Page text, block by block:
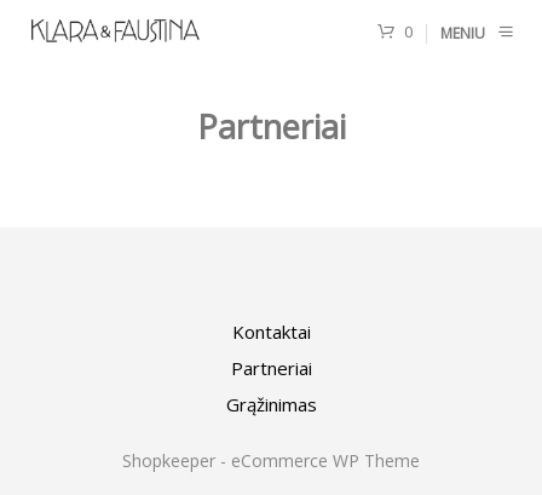
0 MENIU
Partneriai
Kontaktai
Partneriai
Grąžinimas
Shopkeeper - eCommerce WP Theme